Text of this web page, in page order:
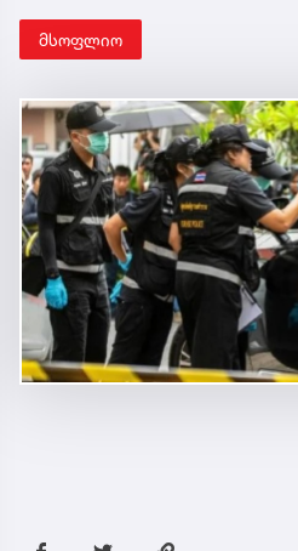
მსოფლიო